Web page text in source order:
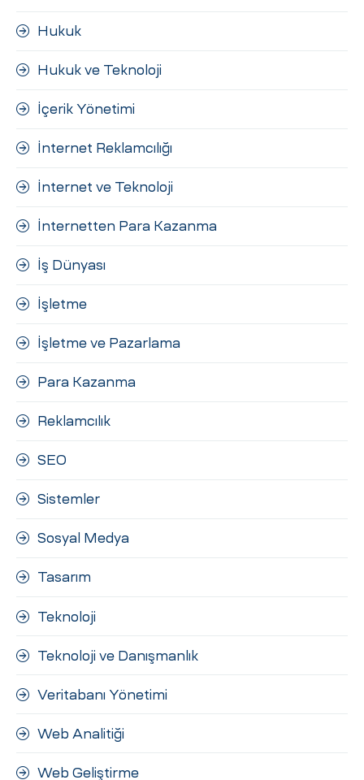
Hukuk
Hukuk ve Teknoloji
İçerik Yönetimi
İnternet Reklamcılığı
İnternet ve Teknoloji
İnternetten Para Kazanma
İş Dünyası
İşletme
İşletme ve Pazarlama
Para Kazanma
Reklamcılık
SEO
Sistemler
Sosyal Medya
Tasarım
Teknoloji
Teknoloji ve Danışmanlık
Veritabanı Yönetimi
Web Analitiği
Web Geliştirme